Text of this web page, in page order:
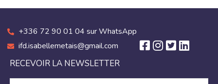
+336 72 90 01 04 sur WhatsApp
ifd.isabellemetais@gmail.com
RECEVOIR LA NEWSLETTER